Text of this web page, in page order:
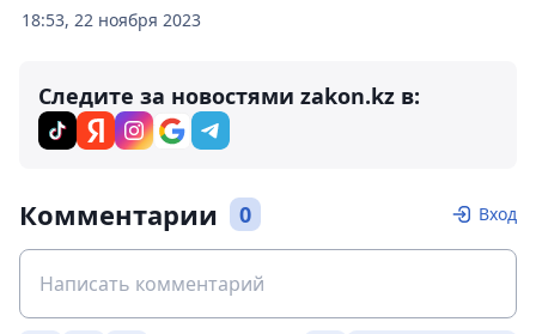
18:53, 22 ноября 2023
Следите за новостями zakon.kz в:
Комментарии 0 Вход